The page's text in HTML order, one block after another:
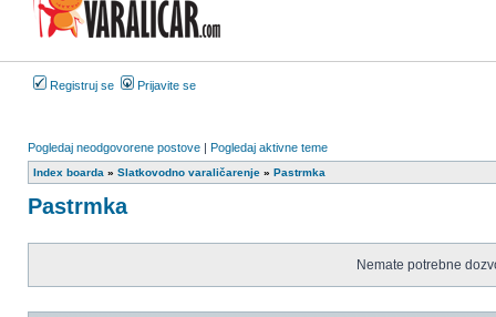
Registruj se Prijavite se
Pogledaj neodgovorene postove | Pogledaj aktivne teme
Index boarda » Slatkovodno varaličarenje » Pastrmka
Pastrmka
Nemate potrebne